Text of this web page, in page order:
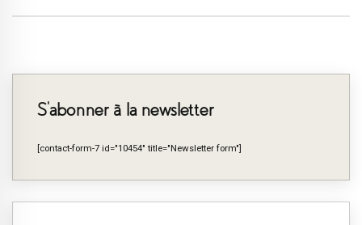
S’abonner à la newsletter
[contact-form-7 id="10454" title="Newsletter form"]